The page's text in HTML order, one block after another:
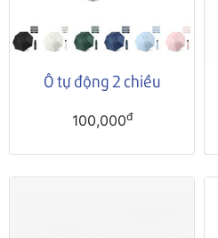
Ô tự động 2 chiều
100,000đ